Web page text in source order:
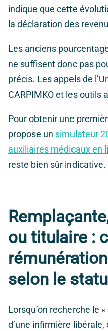
indique que cette
la déclaration des
Les anciens
ne suffisent donc pas
précis. Les appels de
CARPIMKO et les outils
Pour obtenir une
propose un simulateur
auxiliaires médicaux en
reste bien sûr indicative.
ou titulaire :
selon le
Lorsqu’on recherche le
d’une infirmière